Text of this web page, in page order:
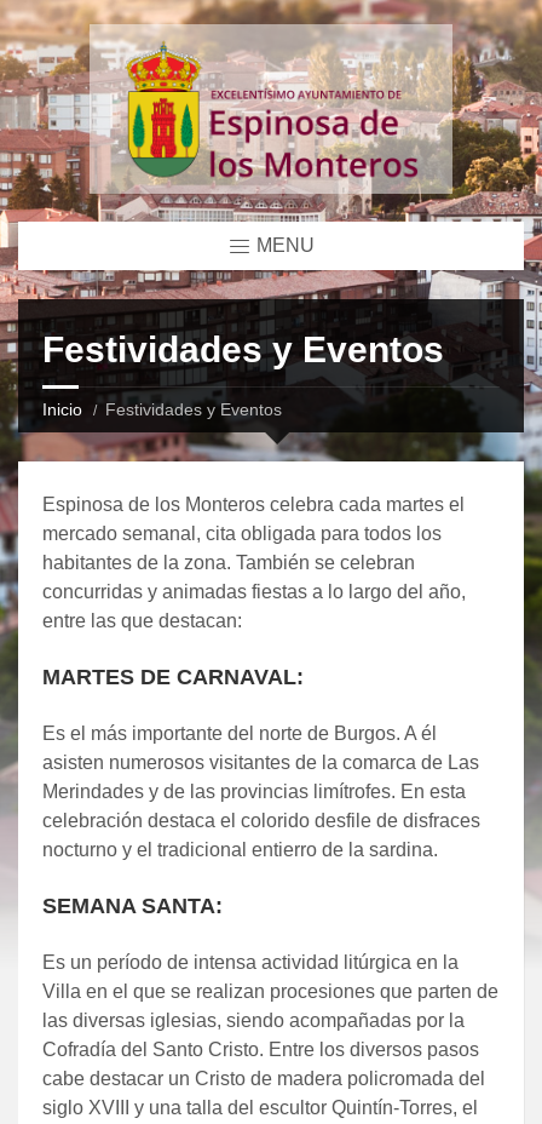
MENU
Festividades y Eventos
Inicio Festividades y Eventos
Espinosa de los Monteros celebra cada martes el
mercado semanal, cita obligada para todos los
habitantes de la zona. También se celebran
concurridas y animadas fiestas a lo largo del año,
entre las que destacan:
MARTES DE CARNAVAL:
Es el más importante del norte de Burgos. A él
asisten numerosos visitantes de la comarca de Las
Merindades y de las provincias limítrofes. En esta
celebración destaca el colorido desfile de disfraces
nocturno y el tradicional entierro de la sardina.
SEMANA SANTA:
Es un período de intensa actividad litúrgica en la
Villa en el que se realizan procesiones que parten de
las diversas iglesias, siendo acompañadas por la
Cofradía del Santo Cristo. Entre los diversos pasos
cabe destacar un Cristo de madera policromada del
siglo XVIII y una talla del escultor Quintín-Torres, el